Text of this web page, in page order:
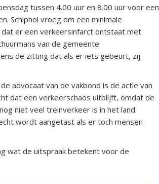
tussen 4.00 uur en 8.00 uur voor een
Schiphol vroeg om een minimale
er een verkeersinfarct ontstaat met
van de gemeente
de zitting dat als er iets gebeurt, zij
advocaat van de vakbond is de actie van
dat een verkeerschaos uitblijft, omdat de
niet veel treinverkeer is in het land.
wordt aangetast als er toch mensen
wat de uitspraak betekent voor de